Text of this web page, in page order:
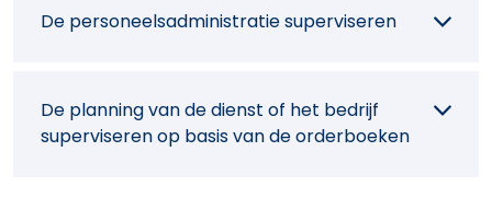
De personeelsadministratie superviseren
De planning van de dienst of het bedrijf
superviseren op basis van de orderboeken